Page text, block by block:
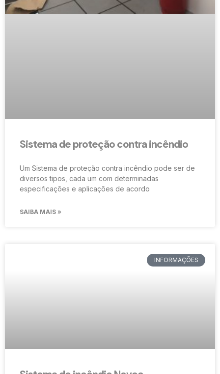
Sistema de proteção contra incêndio
Um Sistema de proteção contra incêndio pode ser de
diversos tipos, cada um com determinadas
especificações e aplicações de acordo
SAIBA MAIS »
INFORMAÇÕES